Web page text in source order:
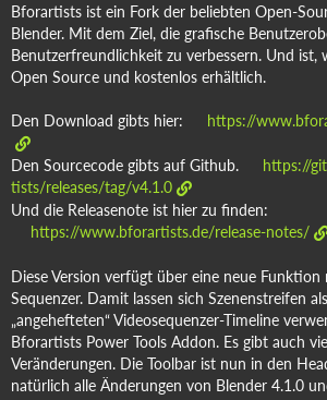
Bforartists ist ein Fork der beliebten Open-
Blender. Mit dem Ziel, die grafische
Benutzerfreundlichkeit zu verbessern. Und ist,
Open Source und kostenlos erhältlich.
Den Download gibts hier: https://
Den Sourcecode gibts auf Github.
https://
tists/releases/tag/v4.1.0
Und die Releasenote ist hier zu finden:
https://www.bforartists.de/release-notes/
Diese Version verfügt über eine neue Funktion
Sequenzer. Damit lassen sich Szenenstreifen
„angehefteten“ Videosequenzer-Timeline
Bforartists Power Tools Addon. Es gibt auch
Veränderungen. Die Toolbar ist nun in den
natürlich alle Änderungen von Blender 4.1.0